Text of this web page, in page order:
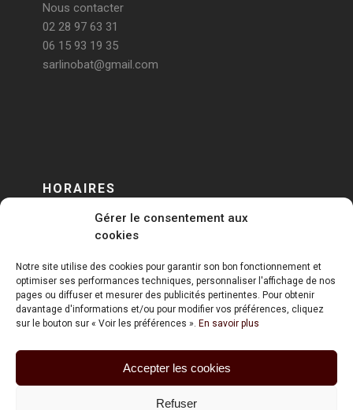
Gérer le consentement aux
cookies
Notre site utilise des cookies pour garantir son bon fonctionnement et
optimiser ses performances techniques, personnaliser l'affichage de nos
pages ou diffuser et mesurer des publicités pertinentes. Pour obtenir
davantage d'informations et/ou pour modifier vos préférences, cliquez
sur le bouton sur « Voir les préférences ». En savoir plus
Accepter les cookies
Refuser
Nous contacter
02 28 97 63 31
06 15 93 19 35
sarlinobat@gmail.com
HORAIRES
DU LUNDI AU VENDREDI